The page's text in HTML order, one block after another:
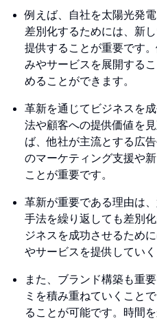
例えば、自社を太陽光発
差別化するためには、新
提供することが重要です
みやサービスを展開する
めることができます。
革新を通じてビジネスを
法や顧客への提供価値を
ば、他社が主流とする広
のマーケティング支援や
ことが重要です。
革新が重要である理由は
手法を繰り返しても差別
ジネスを成功させるため
やサービスを提供してい
また、ブランド構築も重
ミを積み重ねていくこと
ることが可能です。時間